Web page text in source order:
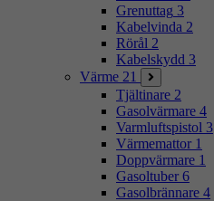
Grenuttag 3
Kabelvinda 2
Rörål 2
Kabelskydd 3
Värme 21
Tjältinare 2
Gasolvärmare 4
Varmluftspistol 3
Värmemattor 1
Doppvärmare 1
Gasoltuber 6
Gasolbrännare 4